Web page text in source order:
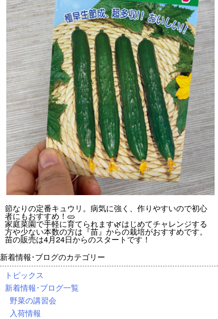
節なりの定番キュウリ。病気に強く、作りやすいので初心
者にもおすすめ！🥒
家庭菜園で手軽に育てられます🌿はじめてチャレンジする
方や少ない本数の方は『苗』からの栽培がおすすめです。
苗の販売は4月24日からのスタートです！
新着情報･ブログのカテゴリー
トピックス
新着情報･ブログ一覧
野菜の講習会
入荷情報